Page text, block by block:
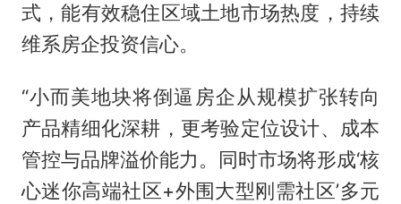
式，能有效稳住区域土地市场热度，持续
维系房企投资信心。
“小而美地块将倒逼房企从规模扩张转向
产品精细化深耕，更考验定位设计、成本
管控与品牌溢价能力。同时市场将形成‘核
心迷你高端社区+外围大型刚需社区’多元